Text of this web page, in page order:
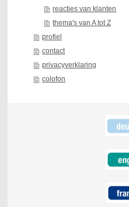
reacties van klanten
thema's van A tot Z
profiel
contact
privacyverklaring
colofon